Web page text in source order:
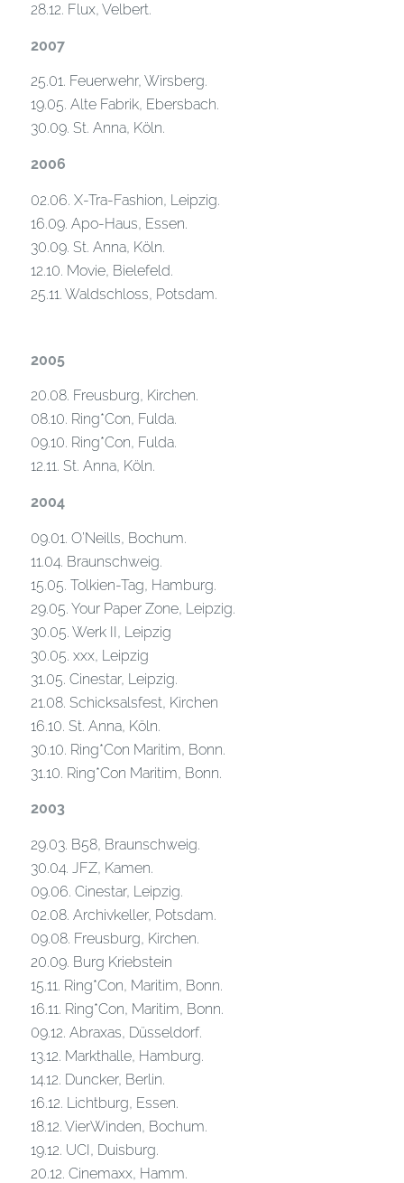
28.12. Flux, Velbert.
2007
25.01. Feuerwehr, Wirsberg.
19.05. Alte Fabrik, Ebersbach.
30.09. St. Anna, Köln.
2006
02.06. X-Tra-Fashion, Leipzig.
16.09. Apo-Haus, Essen.
30.09. St. Anna, Köln.
12.10. Movie, Bielefeld.
25.11. Waldschloss, Potsdam.
2005
20.08. Freusburg, Kirchen.
08.10. Ring*Con, Fulda.
09.10. Ring*Con, Fulda.
12.11. St. Anna, Köln.
2004
09.01. O’Neills, Bochum.
11.04. Braunschweig.
15.05. Tolkien-Tag, Hamburg.
29.05. Your Paper Zone, Leipzig.
30.05. Werk II, Leipzig
30.05. xxx, Leipzig
31.05. Cinestar, Leipzig.
21.08. Schicksalsfest, Kirchen
16.10. St. Anna, Köln.
30.10. Ring*Con Maritim, Bonn.
31.10. Ring*Con Maritim, Bonn.
2003
29.03. B58, Braunschweig.
30.04. JFZ, Kamen.
09.06. Cinestar, Leipzig.
02.08. Archivkeller, Potsdam.
09.08. Freusburg, Kirchen.
20.09. Burg Kriebstein
15.11. Ring*Con, Maritim, Bonn.
16.11. Ring*Con, Maritim, Bonn.
09.12. Abraxas, Düsseldorf.
13.12. Markthalle, Hamburg.
14.12. Duncker, Berlin.
16.12. Lichtburg, Essen.
18.12. VierWinden, Bochum.
19.12. UCI, Duisburg.
20.12. Cinemaxx, Hamm.